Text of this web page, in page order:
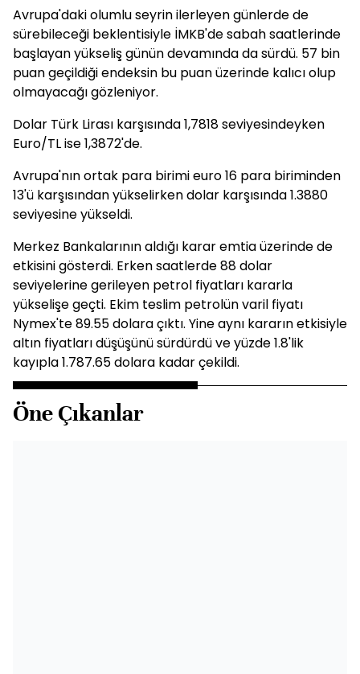
Avrupa'daki olumlu seyrin ilerleyen günlerde de
sürebileceği beklentisiyle İMKB'de sabah saatlerinde
başlayan yükseliş günün devamında da sürdü. 57 bin
puan geçildiği endeksin bu puan üzerinde kalıcı olup
olmayacağı gözleniyor.
Dolar Türk Lirası karşısında 1,7818 seviyesindeyken
Euro/TL ise 1,3872'de.
Avrupa'nın ortak para birimi euro 16 para biriminden
13'ü karşısından yükselirken dolar karşısında 1.3880
seviyesine yükseldi.
Merkez Bankalarının aldığı karar emtia üzerinde de
etkisini gösterdi. Erken saatlerde 88 dolar
seviyelerine gerileyen petrol fiyatları kararla
yükselişe geçti. Ekim teslim petrolün varil fiyatı
Nymex'te 89.55 dolara çıktı. Yine aynı kararın etkisiyle
altın fiyatları düşüşünü sürdürdü ve yüzde 1.8'lik
kayıpla 1.787.65 dolara kadar çekildi.
Öne Çıkanlar